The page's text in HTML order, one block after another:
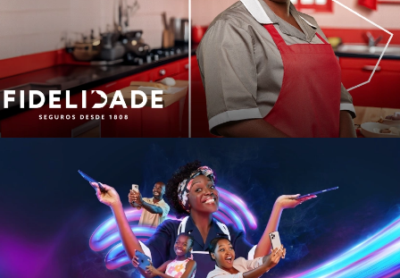
Fidelidade: Os Invisíveis
Publicidade. Banca & Serviços Profissionais.